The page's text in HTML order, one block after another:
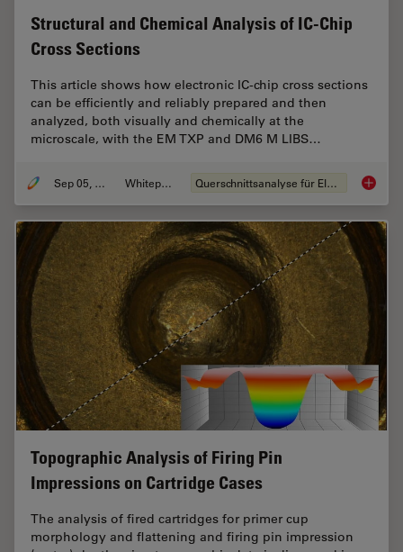
Structural and Chemical Analysis of IC-Chip
Cross Sections
This article shows how electronic IC-chip cross sections
can be efficiently and reliably prepared and then
analyzed, both visually and chemically at the
microscale, with the EM TXP and DM6 M LIBS…
Sep 05, 2023 Whitepaper Querschnittsanalyse für Elektronik
Topographic Analysis of Firing Pin
Impressions on Cartridge Cases
The analysis of fired cartridges for primer cup
morphology and flattening and firing pin impression